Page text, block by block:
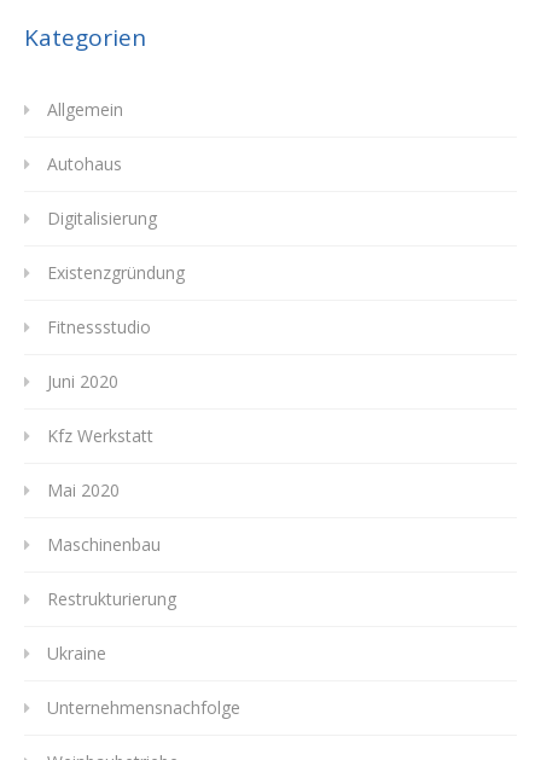
Kategorien
Allgemein
Autohaus
Digitalisierung
Existenzgründung
Fitnessstudio
Juni 2020
Kfz Werkstatt
Mai 2020
Maschinenbau
Restrukturierung
Ukraine
Unternehmensnachfolge